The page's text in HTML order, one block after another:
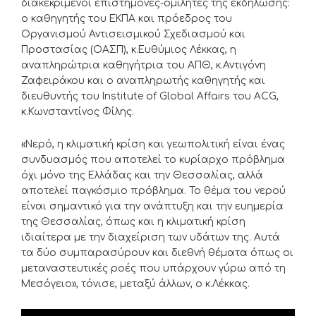
διακεκριμένοι επιστήμονες-ομιλητές της εκδήλωσης:
ο καθηγητής του ΕΚΠΑ και πρόεδρος του
Οργανισμού Αντισεισμικού Σχεδιασμού και
Προστασίας (ΟΑΣΠ), κ.Ευθύμιος Λέκκας, η
αναπληρώτρια καθηγήτρια του ΑΠΘ, κ.Αντιγόνη
Ζαφειράκου και ο αναπληρωτής καθηγητής και
διευθυντής του Institute of Global Affairs του ACG,
κ.Κωνσταντίνος Φίλης.
«Νερό, η κλιματική κρίση και γεωπολιτική είναι ένας
συνδυασμός που αποτελεί το κυρίαρχο πρόβλημα
όχι μόνο της Ελλάδας και την Θεσσαλίας, αλλά
αποτελεί παγκόσμιο πρόβλημα. Το θέμα του νερού
είναι σημαντικό για την ανάπτυξη και την ευημερία
της Θεσσαλίας, όπως και η κλιματική κρίση
ιδιαίτερα με την διαχείριση των υδάτων της. Αυτά
τα δύο συμπαρασύρουν και διεθνή θέματα όπως οι
μεταναστευτικές ροές που υπάρχουν γύρω από τη
Μεσόγειο», τόνισε, μεταξύ άλλων, ο κ.Λέκκας.